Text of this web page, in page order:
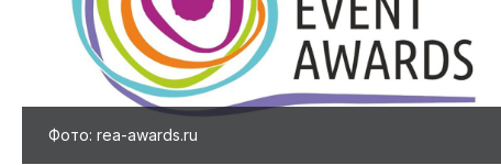
Фото: rea-awards.ru